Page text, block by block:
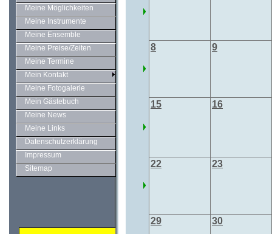
Meine Möglichkeiten
Meine Instrumente
Meine Ensemble
Meine Preise/Zeiten
Meine Termine
Mein Kontakt
Meine Fotogalerie
Mein Gästebuch
Meine News
Meine Links
Datenschutzerklärung
Impressum
Sitemap
8 9
15 16
22 23
29 30